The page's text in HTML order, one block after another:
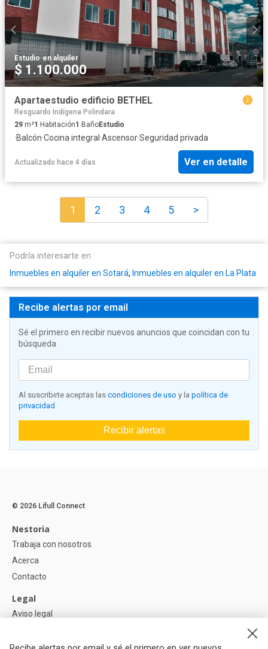
Estudio·en alquiler
$ 1.100.000
Apartaestudio edificio BETHEL
Resguardo Indígena Polindara
29 m²1 Habitación1 BañoEstudio
·Balcón·Cocina integral ·Ascensor·Seguridad privada
Actualizado hace 4 días Ver en detalle
1 2 3 4 5 >
Podría interesarte en
Inmuebles en alquiler en Sotará, Inmuebles en alquiler en La Plata
Recibe alertas por email
Sé el primero en recibir nuevos anuncios que coincidan con tu
búsqueda
Al suscribirte aceptas las condiciones de uso y la política de
privacidad
Recibir alertas
© 2026 Lifull Connect
Nestoria
Trabaja con nosotros
Acerca
Contacto
Legal
Aviso legal
Política de Cookies